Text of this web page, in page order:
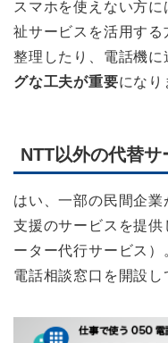
スマホを使えない方
祉サービスを活用す
整理したり、電話機に
グな工夫が重要になり
NTT以外の代替サ
はい、一部の民間企
支援のサービスを提
ーター代行サービス
電話相談窓口を開設し